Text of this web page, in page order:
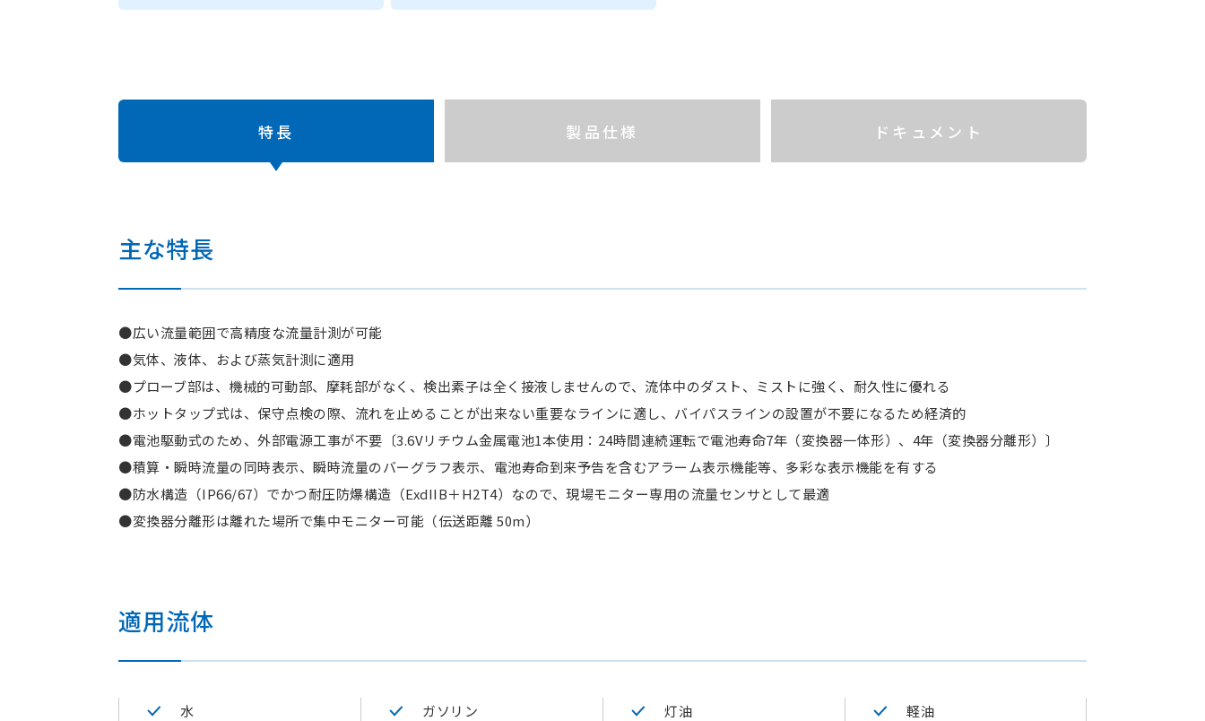
特長 製品仕様 ドキュメント
主な特長
●広い流量範囲で高精度な流量計測が可能
●気体、液体、および蒸気計測に適用
●プローブ部は、機械的可動部、摩耗部がなく、検出素子は全く接液しませんので、流体中のダスト、ミストに強く、耐久性に優れる
●ホットタップ式は、保守点検の際、流れを止めることが出来ない重要なラインに適し、バイパスラインの設置が不要になるため経済的
●電池駆動式のため、外部電源工事が不要〔3.6Vリチウム金属電池1本使用：24時間連続運転で電池寿命7年（変換器一体形）、4年（変換器分離形）〕
●積算・瞬時流量の同時表示、瞬時流量のバーグラフ表示、電池寿命到来予告を含むアラーム表示機能等、多彩な表示機能を有する
●防水構造（IP66/67）でかつ耐圧防爆構造（ExdIIB＋H2T4）なので、現場モニター専用の流量センサとして最適
●変換器分離形は離れた場所で集中モニター可能（伝送距離 50m）
適用流体
水 ガソリン 灯油 軽油